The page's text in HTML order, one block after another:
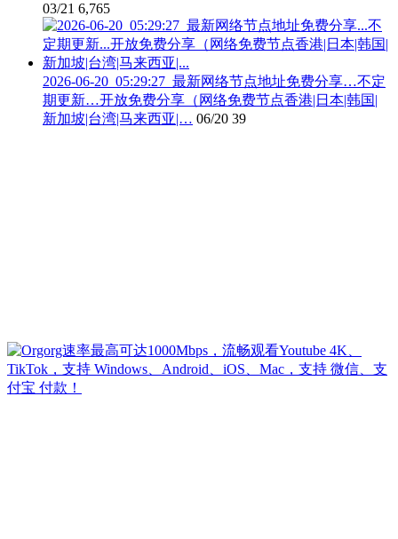
03/21 6,765
2026-06-20_05:29:27_最新网络节点地址免费分享…不定
期更新…开放免费分享（网络免费节点香港|日本|韩国|
新加坡|台湾|马来西亚|… 06/20 39